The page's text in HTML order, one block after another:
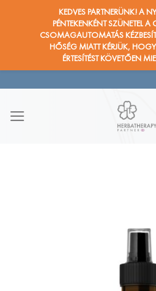
content
KEDVES PARTNERÜNK! A
PÉNTEKENKÉNT SZÜNETEL
CSOMAGAUTOMATÁS
HŐSÉG MIATT KÉRJÜK,
ÉRTESÍTÉST KÖVETŐEN